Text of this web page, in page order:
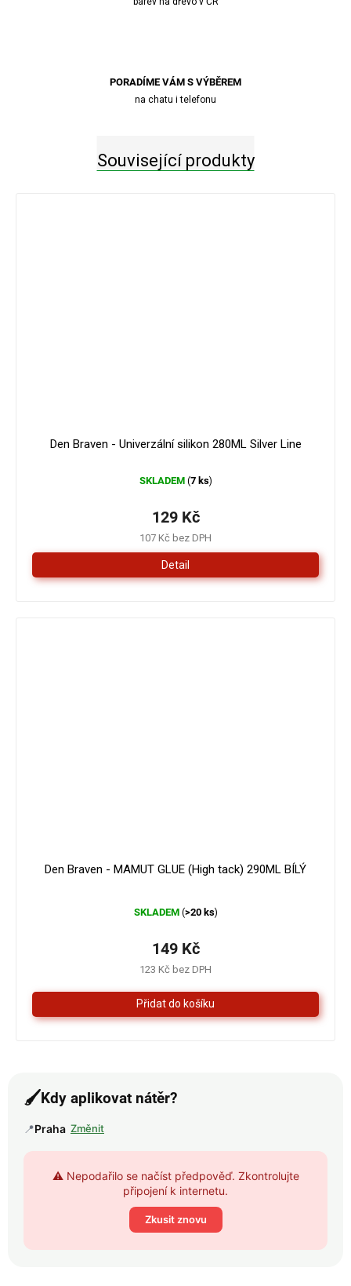
PORADÍME VÁM S VÝBĚREM
na chatu i telefonu
Související produkty
Den Braven - Univerzální silikon 280ML Silver Line
SKLADEM (7 ks)
107 Kč bez DPH
129 Kč
Detail
Den Braven - MAMUT GLUE (High tack) 290ML BÍLÝ
hodnocení
je
4,3
z
5
hvězdiček.
SKLADEM (>20 ks)
123 Kč bez DPH
149 Kč
🖌️Kdy aplikovat nátěr?
📍Praha Změnit
⚠️ Nepodařilo se načíst předpověď. Zkontrolujte
připojení k internetu.
Zkusit znovu